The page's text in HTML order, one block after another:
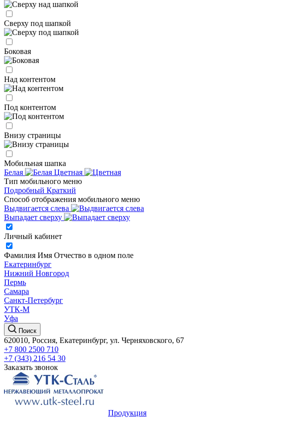
Сверху под шапкой
Боковая
Над контентом
Под контентом
Внизу страницы
Мобильная шапка
Белая
Цветная
Тип мобильного меню
Подробный Краткий
Способ отображения мобильного меню
Выдвигается слева
Выпадает сверху
Личный кабинет
Фамилия Имя Отчество в одном поле
Екатеринбург
Нижний Новгород
Пермь
Самара
Санкт-Петербург
УТК-М
Уфа
Поиск
620010, Россия, Екатеринбург, ул. Черняховского, 67
+7 800 2500 710
+7 (343) 216 54 30
Заказать звонок
Продукция